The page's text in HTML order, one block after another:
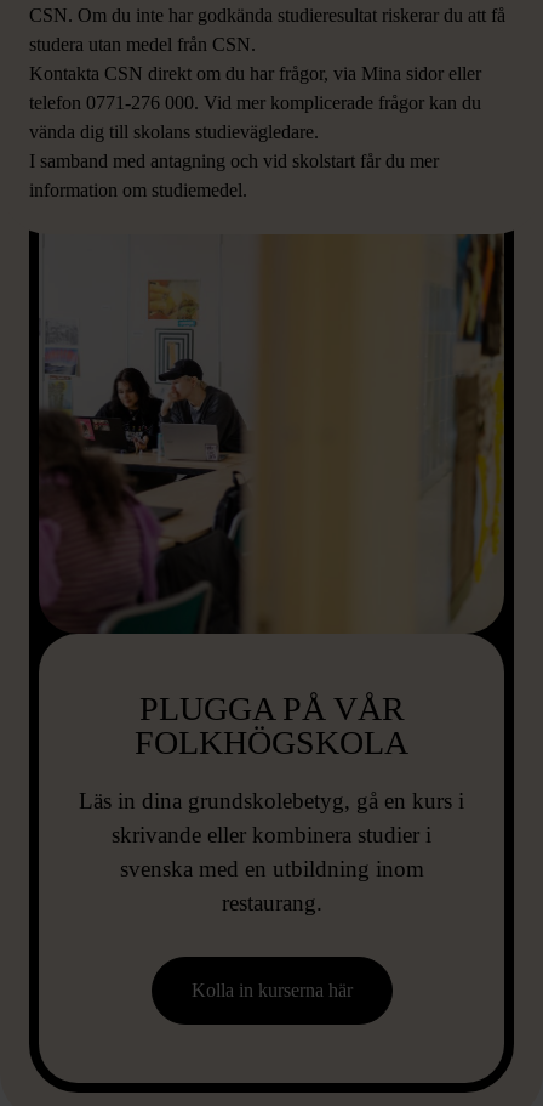
CSN. Om du inte har godkända studieresultat riskerar du att få
studera utan medel från CSN.
Kontakta CSN direkt om du har frågor, via Mina sidor eller
telefon 0771-276 000. Vid mer komplicerade frågor kan du
vända dig till skolans studievägledare.
I samband med antagning och vid skolstart får du mer
information om studiemedel.
PLUGGA PÅ VÅR
FOLKHÖGSKOLA
Läs in dina grundskolebetyg, gå en kurs i
skrivande eller kombinera studier i
svenska med en utbildning inom
restaurang.
Kolla in kurserna här